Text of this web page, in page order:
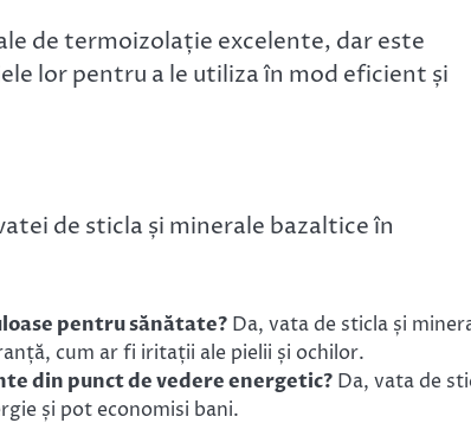
de termoizolație excelente, dar este
lor pentru a le utiliza în mod eficient și
de sticla și minerale bazaltice în
pentru sănătate? Da, vata de sticla și
cum ar fi iritații ale pielii și ochilor.
din punct de vedere energetic? Da, vata de
și pot economisi bani.